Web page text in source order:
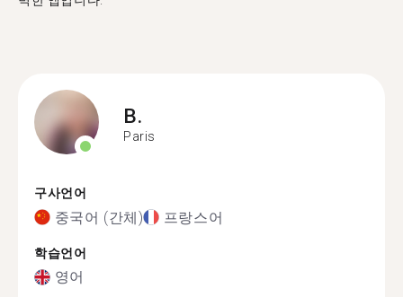
B.
Paris
구사언어
중국어 (간체) 프랑스어
학습언어
영어